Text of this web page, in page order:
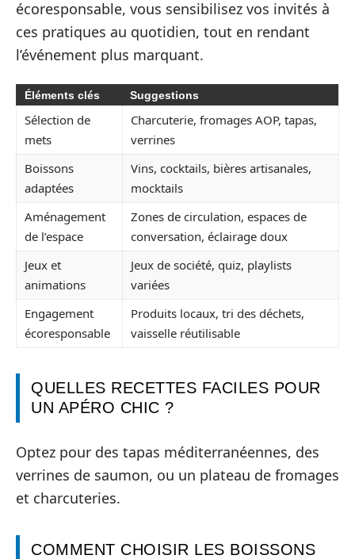
écoresponsable, vous sensibilisez vos invités à
ces pratiques au quotidien, tout en rendant
l’événement plus marquant.
Éléments clés Suggestions
Sélection de
mets
Charcuterie, fromages AOP, tapas,
verrines
Boissons
adaptées
Vins, cocktails, bières artisanales,
mocktails
Aménagement
de l’espace
Zones de circulation, espaces de
conversation, éclairage doux
Jeux et
animations
Jeux de société, quiz, playlists
variées
Engagement
écoresponsable
Produits locaux, tri des déchets,
vaisselle réutilisable
QUELLES RECETTES FACILES POUR
UN APÉRO CHIC ?
Optez pour des tapas méditerranéennes, des
verrines de saumon, ou un plateau de fromages
et charcuteries.
COMMENT CHOISIR LES BOISSONS